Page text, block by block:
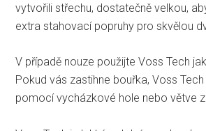
vytvořili střechu, dostatečně velkou,
extra stahovací popruhy pro skvělou
V případě nouze použijte Voss Tech
Pokud vás zastihne bouřka, Voss
pomocí vycházkové hole nebo větve